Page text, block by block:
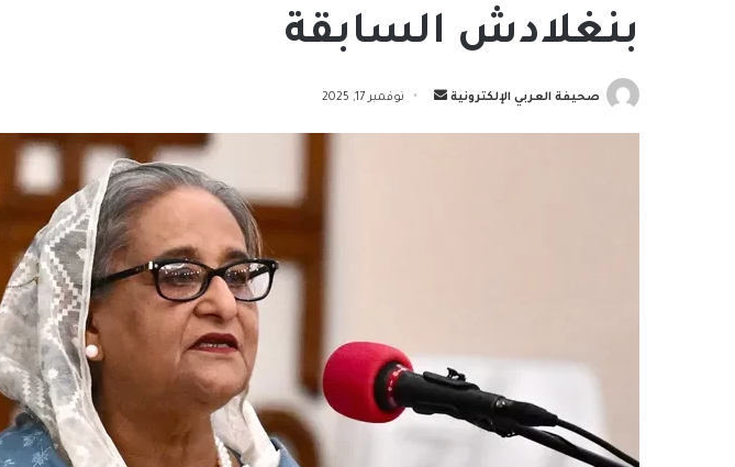
بنغلادش السابقة
صحيفة العربي الإلكترونية
أرسل نوفمبر 17, 2025